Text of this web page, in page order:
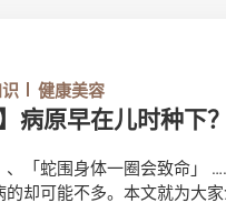
健康美容
病原早在儿时种下
、「蛇围身体一圈会致命」
却可能不多。本文就为大家